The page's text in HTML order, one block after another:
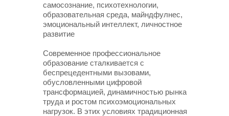
самосознание, психотехнологии,
образовательная среда, майндфулнес,
эмоциональный интеллект, личностное
развитие
Современное профессиональное
образование сталкивается с
беспрецедентными вызовами,
обусловленными цифровой
трансформацией, динамичностью рынка
труда и ростом психоэмоциональных
нагрузок. В этих условиях традиционная